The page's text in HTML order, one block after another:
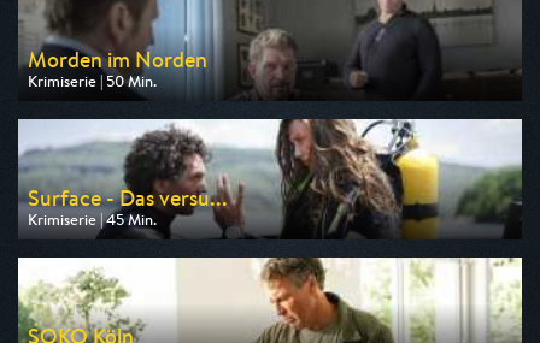
Morden im Norden
Krimiserie | 50 Min.
Ausgestrahlt von ARD
am 08.08.2026, 19:00
Surface - Das versu...
Krimiserie | 45 Min.
Ausgestrahlt von ARD
am 09.08.2026, 22:05
SOKO Köln